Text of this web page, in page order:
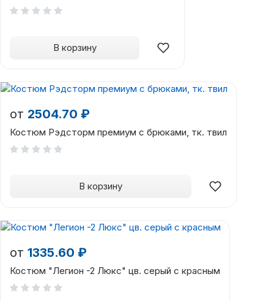
В корзину
от 2504.70 ₽
Костюм Рэдсторм премиум с брюками, тк. твил
В корзину
от 1335.60 ₽
Костюм "Легион -2 Люкс" цв. серый с красным